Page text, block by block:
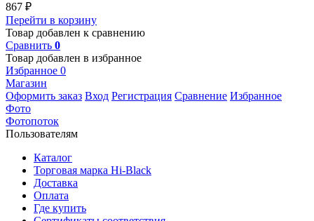
867 ₽
Перейти в корзину
Товар добавлен к сравнению
Сравнить 0
Товар добавлен в избранное
Избранное 0
Магазин
Оформить заказ Вход Регистрация Сравнение Избранное
Фото
Фотопоток
Пользователям
Каталог
Торговая марка Hi-Black
Доставка
Оплата
Где купить